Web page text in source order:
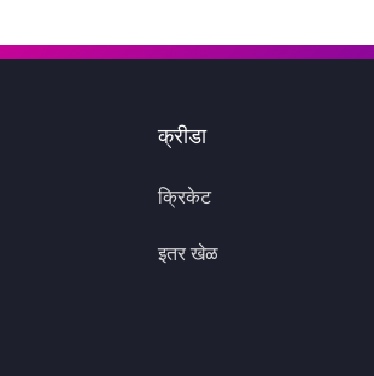
क्रीडा
क्रिकेट
इतर खेळ